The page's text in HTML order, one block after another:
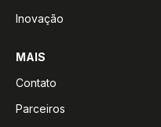
Inovação
MAIS
Contato
Parceiros